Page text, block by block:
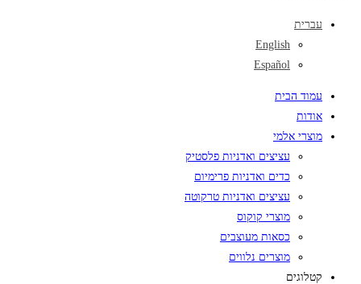
עברית
English
Español
עמוד הבית
אודות
מוצרי אלמי
עציצים ואדניות פלסטיק
כדים ואדניות פרימיום
עציצים ואדניות טרקוטה
מוצרי קוקוס
כסאות מעוצבים
מוצרים נלווים
קטלוגים